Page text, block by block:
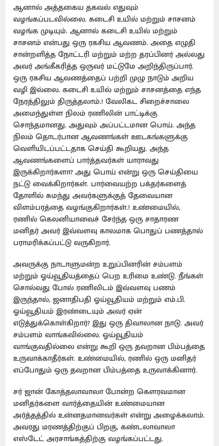
ஆனால் அத்தகைய தகவல் எதுவும்
வழங்கப்படவில்லை. கடைசி உயில் மற்றும் சாசனம்
வழங்க முடியும். ஆனால் கடைசி உயில் மற்றும்
சாசனம் என்பது ஒரு ரகசிய ஆவணம். அதை எழுதி
சான்றளித்த நோட்டரி மற்றும் மற்ற தரப்பினர் அல்லது
அவர் அங்கீகரித்த ஒருவர் மட்டுமே அறிந்திருப்பார்.
ஒரு ரகசிய ஆவணத்தைப் பற்றி முழு நாடும் அறிய
வழி இல்லை. கடைசி உயில் மற்றும் சாசனத்தை எந்த
நேரத்திலும் திருத்தலாம்.! வேலிகட சிறைச்சாலை
அமைந்துள்ள நிலம் ரணிலின் பாட்டிக்கு
சொந்தமானது. அதுவும் அப்பட்டமான பொய். அந்த
நிலம் தொடர்பான ஆவணங்கள் ஊடகங்களுக்கு
வெளியிடப்பட்டதாக செய்தி கூறியது. அந்த
ஆவணங்களைப் பார்த்தவர்கள் யாராவது
இருக்கிறார்களா? அது பொய் என்று ஒரு செய்தியை
நட்டு வைக்கிறார்கள். பார்வையற்ற பக்தர்களைத்
தோளில் சுமந்து அவர்களுக்குத் தேவையான
விளம்பரத்தை வழங்குகிறார்கள்.! உண்மையில்,
ரணில் கெலனியாவைச் சேர்ந்த ஒரு சாதாரண
மனிதர் அவர் இவ்வளவு காலமாக பொதுப் பணத்தால்
பராமரிக்கப்பட்டு வருகிறார்.
அவருக்கு நாடாளுமன்ற உறுப்பினரின் சம்பளம்
மற்றும் ஓய்வூதியத்தைப் பெற உரிமை உண்டு. நீங்கள்
சொல்வது போல் ரணிலிடம் இவ்வளவு பணம்
இருந்தால், ஜனாதிபதி ஓய்வூதியம் மற்றும் எம்.பி.
ஓய்வூதியம் இரண்டையும் அவர் ஏன்
எடுத்துக்கொள்கிறார்? இது ஒரு திவாலான நாடு. அவர்
சம்பளம் வாங்கவில்லை. ஓய்வூதியம்
வாங்குவதில்லை என்று கூறி ஒரு தவறான பிம்பத்தை
உருவாக்காதீர்கள். உண்மையில், ரணில் ஒரு மனிதர்
எப்போதும் ஒரு தவறான பிம்பத்தை உருவாக்கினார்.
சர் ஜான் கோத்தலாவாலா போன்ற கௌரவமான
மனிதர்களை வார்த்தையின் உண்மையான
அர்த்தத்தில் உன்னதமானவர்கள் என்று அழைக்கலாம்.
அவரது மரணத்திற்குப் பிறகு, கண்டலாவாலா
எஸ்டேட் அரசாங்கத்திற்கு வழங்கப்பட்டது.